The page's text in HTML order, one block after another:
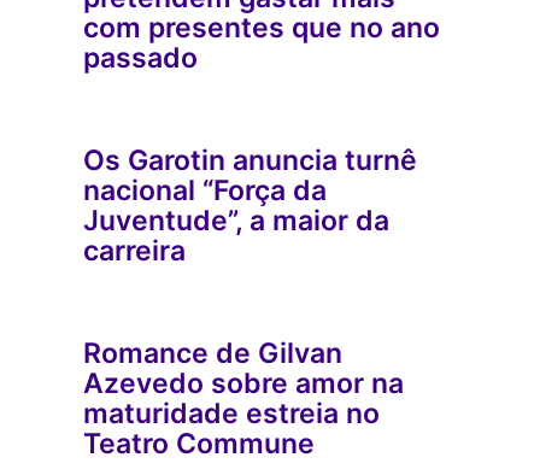
com presentes que no ano
passado
Os Garotin anuncia turnê
nacional “Força da
Juventude”, a maior da
carreira
Romance de Gilvan
Azevedo sobre amor na
maturidade estreia no
Teatro Commune